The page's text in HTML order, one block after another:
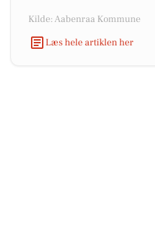
Kilde: Aabenraa Kommune
Læs hele artiklen her